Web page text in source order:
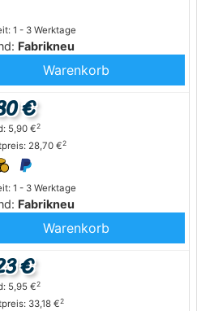
1 - 3 Werktage
Fabrikneu
Warenkorb
1 - 3 Werktage
Fabrikneu
€
5,90 €2
28,70 €2
Warenkorb
€
5,95 €2
33,18 €2